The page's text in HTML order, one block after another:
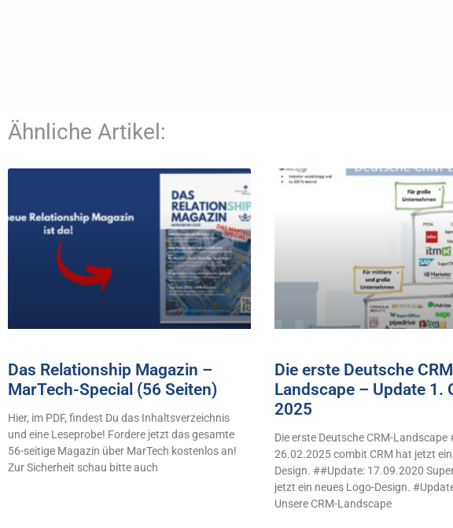
Ähnliche Artikel:
Das Relationship Magazin –
MarTech-Special (56 Seiten)
Hier, im PDF, findest Du das Inhaltsverzeichnis
und eine Leseprobe! Fordere jetzt das gesamte
56-seitige Magazin über MarTech kostenlos an!
Zur Sicherheit schau bitte auch
Die erste Deutsche
Landscape – Update 1.
2025
Die erste Deutsche CRM-Landscape
26.02.2025 combit CRM hat jetzt
Design. ##Update: 17.09.2020
jetzt ein neues Logo-Design.
Unsere CRM-Landscape